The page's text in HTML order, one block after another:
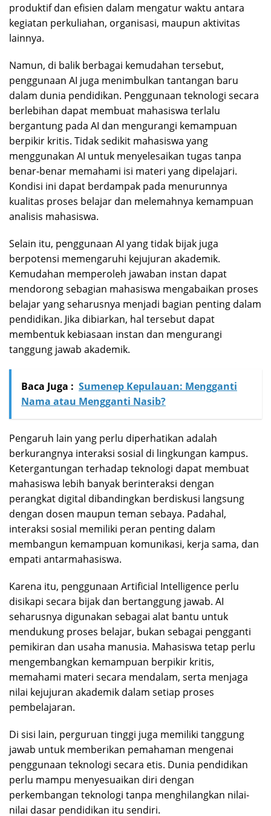
produktif dan efisien dalam mengatur waktu antara
kegiatan perkuliahan, organisasi, maupun aktivitas
lainnya.
Namun, di balik berbagai kemudahan tersebut,
penggunaan AI juga menimbulkan tantangan baru
dalam dunia pendidikan. Penggunaan teknologi secara
berlebihan dapat membuat mahasiswa terlalu
bergantung pada AI dan mengurangi kemampuan
berpikir kritis. Tidak sedikit mahasiswa yang
menggunakan AI untuk menyelesaikan tugas tanpa
benar-benar memahami isi materi yang dipelajari.
Kondisi ini dapat berdampak pada menurunnya
kualitas proses belajar dan melemahnya kemampuan
analisis mahasiswa.
Selain itu, penggunaan AI yang tidak bijak juga
berpotensi memengaruhi kejujuran akademik.
Kemudahan memperoleh jawaban instan dapat
mendorong sebagian mahasiswa mengabaikan proses
belajar yang seharusnya menjadi bagian penting dalam
pendidikan. Jika dibiarkan, hal tersebut dapat
membentuk kebiasaan instan dan mengurangi
tanggung jawab akademik.
Baca Juga : Sumenep Kepulauan: Mengganti
Nama atau Mengganti Nasib?
Pengaruh lain yang perlu diperhatikan adalah
berkurangnya interaksi sosial di lingkungan kampus.
Ketergantungan terhadap teknologi dapat membuat
mahasiswa lebih banyak berinteraksi dengan
perangkat digital dibandingkan berdiskusi langsung
dengan dosen maupun teman sebaya. Padahal,
interaksi sosial memiliki peran penting dalam
membangun kemampuan komunikasi, kerja sama, dan
empati antarmahasiswa.
Karena itu, penggunaan Artificial Intelligence perlu
disikapi secara bijak dan bertanggung jawab. AI
seharusnya digunakan sebagai alat bantu untuk
mendukung proses belajar, bukan sebagai pengganti
pemikiran dan usaha manusia. Mahasiswa tetap perlu
mengembangkan kemampuan berpikir kritis,
memahami materi secara mendalam, serta menjaga
nilai kejujuran akademik dalam setiap proses
pembelajaran.
Di sisi lain, perguruan tinggi juga memiliki tanggung
jawab untuk memberikan pemahaman mengenai
penggunaan teknologi secara etis. Dunia pendidikan
perlu mampu menyesuaikan diri dengan
perkembangan teknologi tanpa menghilangkan nilai-
nilai dasar pendidikan itu sendiri.